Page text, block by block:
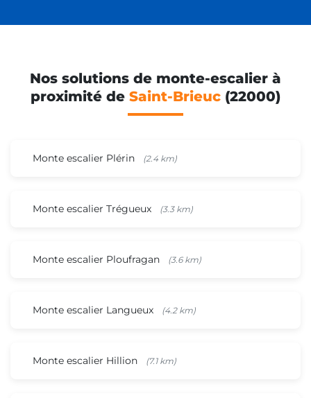
Nos solutions de monte-escalier à
proximité de Saint-Brieuc (22000)
Monte escalier Plérin (2.4 km)
Monte escalier Trégueux (3.3 km)
Monte escalier Ploufragan (3.6 km)
Monte escalier Langueux (4.2 km)
Monte escalier Hillion (7.1 km)